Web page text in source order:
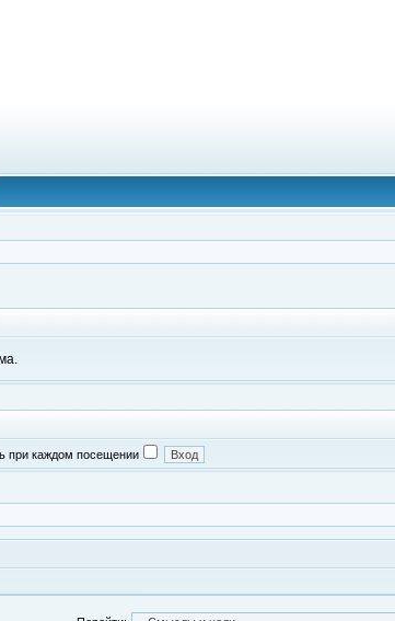
при каждом посещении